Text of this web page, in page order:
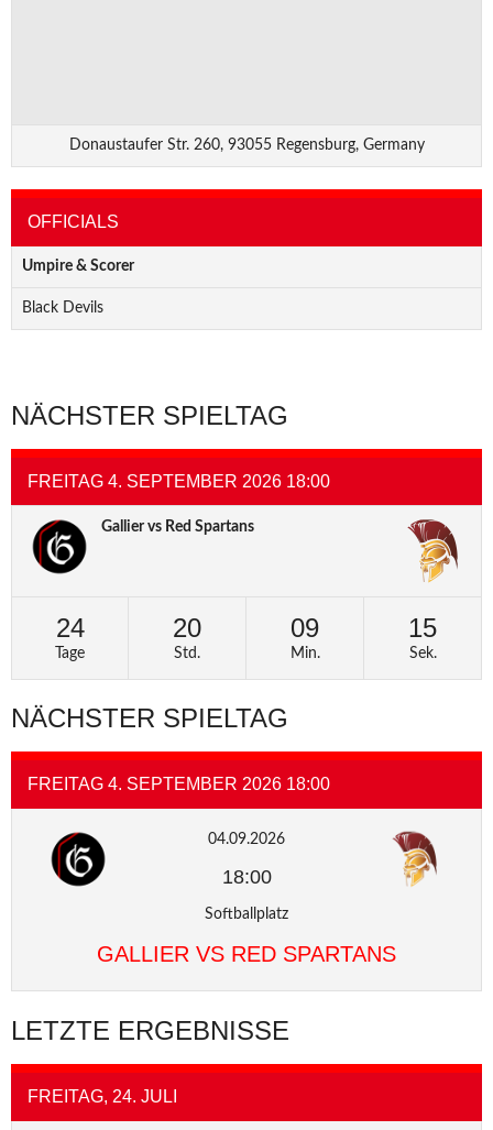
Donaustaufer Str. 260, 93055 Regensburg, Germany
OFFICIALS
Umpire & Scorer
Black Devils
NÄCHSTER SPIELTAG
FREITAG 4. SEPTEMBER 2026 18:00
Gallier vs Red Spartans
24
Tage
20
Std.
09
Min.
15
Sek.
NÄCHSTER SPIELTAG
FREITAG 4. SEPTEMBER 2026 18:00
04.09.2026
18:00
Softballplatz
GALLIER VS RED SPARTANS
LETZTE ERGEBNISSE
FREITAG, 24. JULI